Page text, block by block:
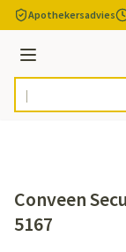
Ga naar de inhoud
Apothekersadvies
Menu
Product, merk,
Conveen
5167